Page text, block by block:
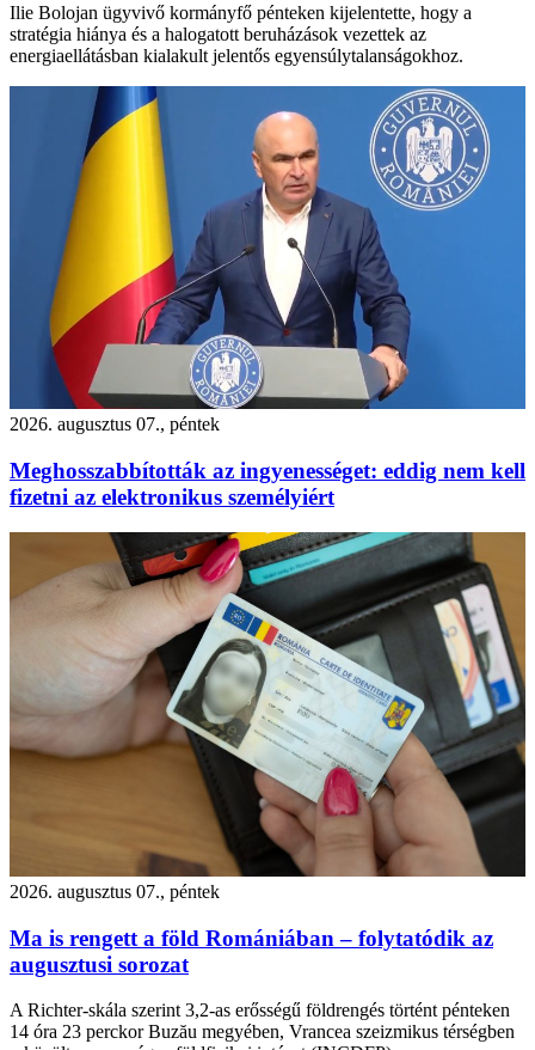
Ilie Bolojan ügyvivő kormányfő pénteken kijelentette, hogy a
stratégia hiánya és a halogatott beruházások vezettek az
energiaellátásban kialakult jelentős egyensúlytalanságokhoz.
2026. augusztus 07., péntek
Meghosszabbították az ingyenességet: eddig nem kell
fizetni az elektronikus személyiért
2026. augusztus 07., péntek
Ma is rengett a föld Romániában – folytatódik az
augusztusi sorozat
A Richter-skála szerint 3,2-as erősségű földrengés történt pénteken
14 óra 23 perckor Buzău megyében, Vrancea szeizmikus térségben